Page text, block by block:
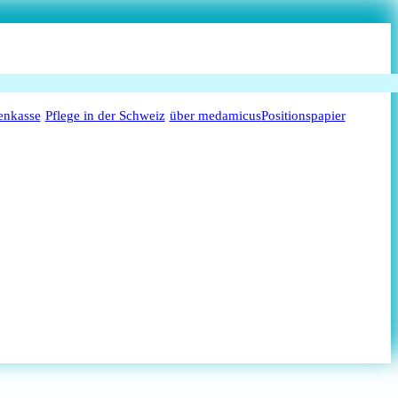
Pflege in der Schweiz über medamicusPositionspapier